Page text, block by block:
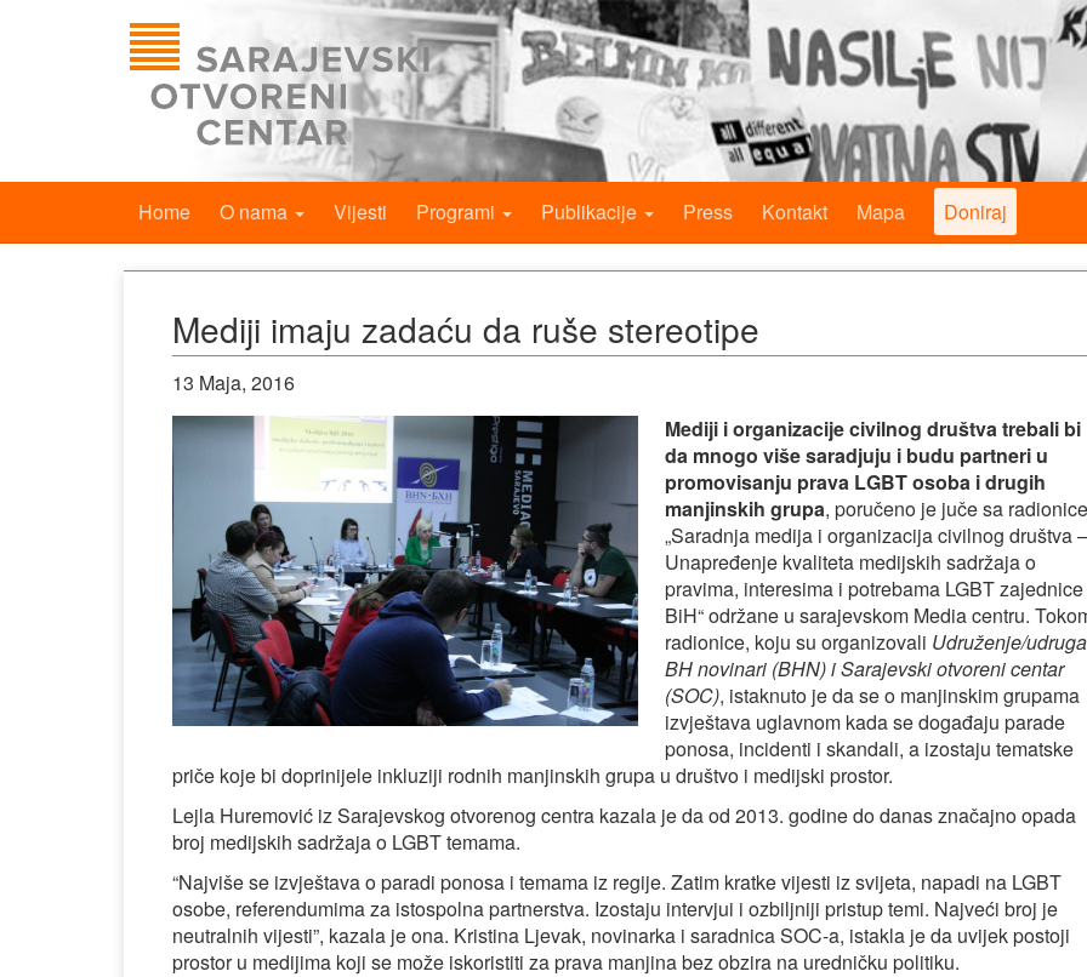
Home O nama Vijesti Programi Publikacije Press Kontakt Mapa Doniraj
Mediji imaju zadaću da ruše stereotipe
13 Maja, 2016
Mediji i organizacije civilnog društva trebali bi
da mnogo više saradjuju i budu partneri u
promovisanju prava LGBT osoba i drugih
manjinskih grupa, poručeno je juče sa radionice
„Saradnja medija i organizacija civilnog društva –
Unapređenje kvaliteta medijskih sadržaja o
pravima, interesima i potrebama LGBT
BiH“ održane u sarajevskom Media centru.
radionice, koju su organizovali Udruženje/udruga
BH novinari (BHN) i Sarajevski otvoreni centar
(SOC), istaknuto je da se o manjinskim grupama
izvještava uglavnom kada se događaju parade
ponosa, incidenti i skandali, a izostaju tematske
priče koje bi doprinijele inkluziji rodnih manjinskih grupa u društvo i medijski prostor.
Lejla Huremović iz Sarajevskog otvorenog centra kazala je da od 2013. godine do danas značajno opada
broj medijskih sadržaja o LGBT temama.
“Najviše se izvještava o paradi ponosa i temama iz regije. Zatim kratke vijesti iz svijeta, napadi na LGBT
osobe, referendumima za istospolna partnerstva. Izostaju intervjui i ozbiljniji pristup temi. Najveći broj je
neutralnih vijesti”, kazala je ona. Kristina Ljevak, novinarka i saradnica SOC-a, istakla je da uvijek postoji
prostor u medijima koji se može iskoristiti za prava manjina bez obzira na uredničku politiku.